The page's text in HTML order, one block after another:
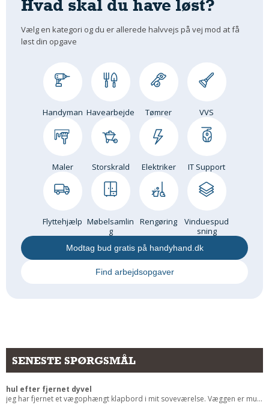
Andet
GARTNER
Belægning
Om Værktøj
RENGØRING
Rengøring Af Overflader
Hvad skal du have løst?
Vælg en kategori og du er allerede halvvejs på vej mod at få
løst din opgave
Handyman Havearbejde Tømrer VVS
Maler Storskrald Elektriker IT Support
Flyttehjælp Møbelsamlin
g
Rengøring
Vinduespud
sning
Modtag bud gratis på handyhand.dk
Find arbejdsopgaver
SENESTE SPØRGSMÅL
hul efter fjernet dyvel
jeg har fjernet et vægophængt klapbord i mit soveværelse. Væggen er mu...